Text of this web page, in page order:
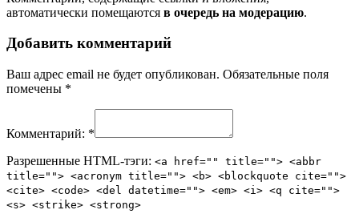
автоматически помещаются в очередь на модерацию.
Добавить комментарий
Ваш адрес email не будет опубликован. Обязательные поля
помечены *
Комментарий: *
Разрешенные HTML-тэги: <a href="" title=""> <abbr
title=""> <acronym title=""> <b> <blockquote cite="">
<cite> <code> <del datetime=""> <em> <i> <q cite="">
<s> <strike> <strong>